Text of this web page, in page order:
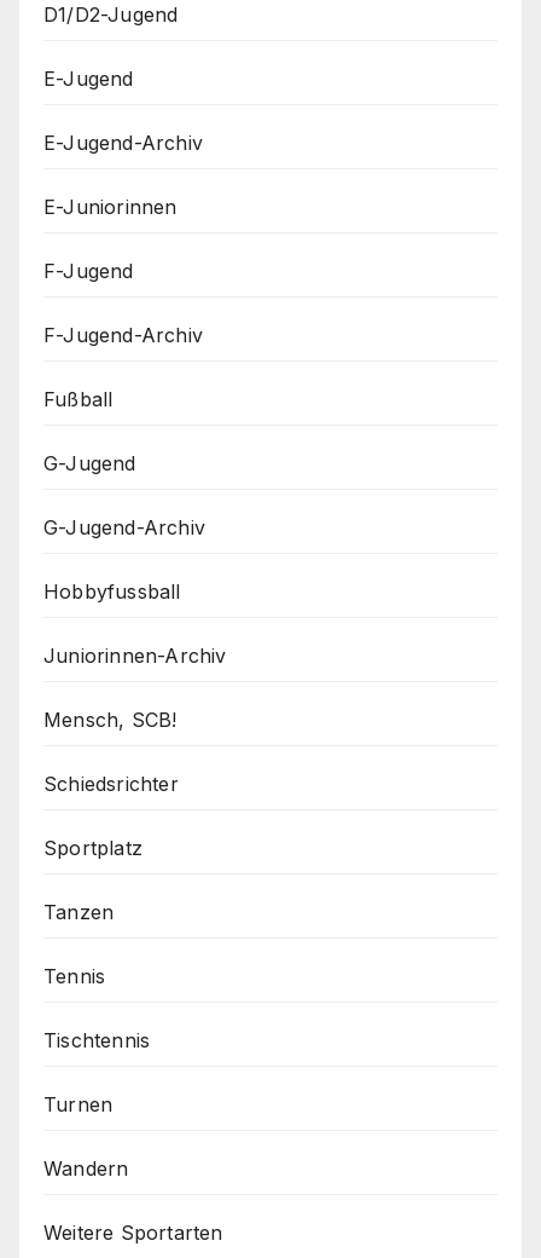
D1/D2-Jugend
E-Jugend
E-Jugend-Archiv
E-Juniorinnen
F-Jugend
F-Jugend-Archiv
Fußball
G-Jugend
G-Jugend-Archiv
Hobbyfussball
Juniorinnen-Archiv
Mensch, SCB!
Schiedsrichter
Sportplatz
Tanzen
Tennis
Tischtennis
Turnen
Wandern
Weitere Sportarten